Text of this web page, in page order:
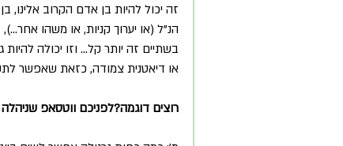
זה יכול להיות בן אדם הקרוב אלינו,
הנ"ל (או יערוך קניות, או משהו
בשתיים זה יותר קל... וזו יכולה
או דיאטנית צמודה, כזאת שאפשר
רוצים דוגמה?לפניכם ווטסאפ